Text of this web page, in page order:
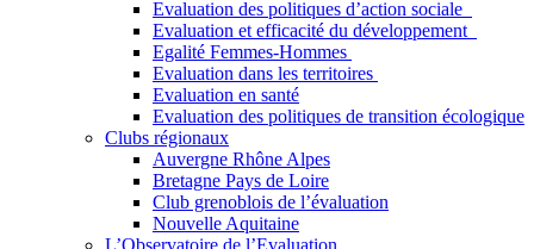
Evaluation des politiques d’action sociale
Evaluation et efficacité du développement
Egalité Femmes-Hommes
Evaluation dans les territoires
Evaluation en santé
Evaluation des politiques de transition écologique
Clubs régionaux
Auvergne Rhône Alpes
Bretagne Pays de Loire
Club grenoblois de l’évaluation
Nouvelle Aquitaine
L’Observatoire de l’Evaluation